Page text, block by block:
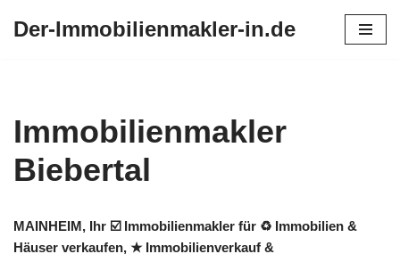
Der-Immobilienmakler-in.de
Immobilienmakler
Biebertal
MAINHEIM, Ihr ☑️ Immobilienmakler für ♻ Immobilien &
Häuser verkaufen, ★ Immobilienverkauf &